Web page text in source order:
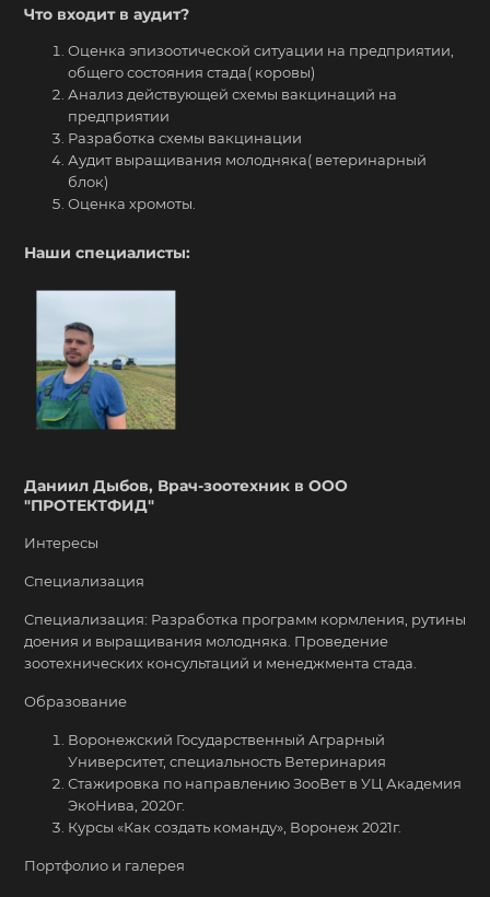
Что входит в аудит?
Оценка эпизоотической ситуации на предприятии,
общего состояния стада( коровы)
Анализ действующей схемы вакцинаций на
предприятии
Разработка схемы вакцинации
Аудит выращивания молодняка( ветеринарный
блок)
Оценка хромоты.
Наши специалисты:
Даниил Дыбов, Врач-зоотехник в ООО
"ПРОТЕКТФИД"
Интересы
Специализация
Специализация: Разработка программ кормления, рутины
доения и выращивания молодняка. Проведение
зоотехнических консультаций и менеджмента стада.
Образование
Воронежский Государственный Аграрный
Университет, специальность Ветеринария
Стажировка по направлению ЗооВет в УЦ Академия
ЭкоНива, 2020г.
Курсы «Как создать команду», Воронеж 2021г.
Портфолио и галерея